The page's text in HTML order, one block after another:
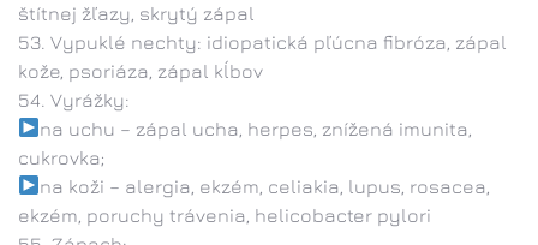
štítnej žľazy, skrytý zápal
Vypuklé nechty: idiopatická pľúcna fibróza, zápal
kože, psoriáza, zápal kĺbov
Vyrážky:
na uchu – zápal ucha, herpes, znížená imunita,
cukrovka;
na koži – alergia, ekzém, celiakia, lupus, rosacea,
ekzém, poruchy trávenia, helicobacter pylori